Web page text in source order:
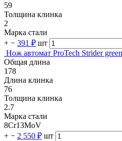
59
Толщина клинка
2
Марка стали
+ − 391 ₽ шт
Нож автомат ProTech Strider
Общая длина
178
Длина клинка
76
Толщина клинка
2.7
Марка стали
8Cr13MoV
+ − 2 550 ₽ шт